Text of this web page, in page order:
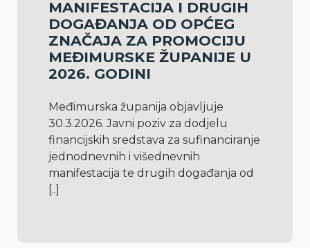
MANIFESTACIJA I DRUGIH
DOGAĐANJA OD OPĆEG
ZNAČAJA ZA PROMOCIJU
MEĐIMURSKE ŽUPANIJE U
2026. GODINI
Međimurska županija objavljuje
30.3.2026. Javni poziv za dodjelu
financijskih sredstava za sufinanciranje
jednodnevnih i višednevnih
[..]